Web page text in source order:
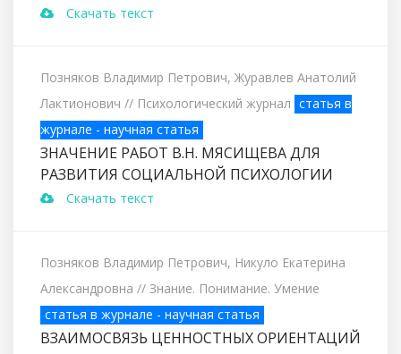
Скачать текст
Позняков Владимир Петрович, Журавлев Анатолий
Лактионович // Психологический журнал статья в
журнале - научная статья
ЗНАЧЕНИЕ РАБОТ В.Н. МЯСИЩЕВА ДЛЯ
РАЗВИТИЯ СОЦИАЛЬНОЙ ПСИХОЛОГИИ
Скачать текст
Позняков Владимир Петрович, Никуло Екатерина
Александровна // Знание. Понимание. Умение
статья в журнале - научная статья
ВЗАИМОСВЯЗЬ ЦЕННОСТНЫХ ОРИЕНТАЦИЙ